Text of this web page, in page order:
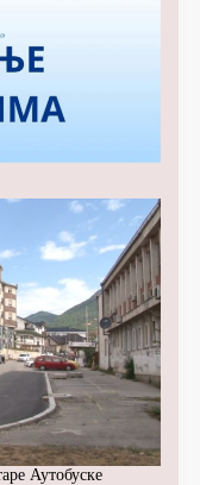
Аутобуске